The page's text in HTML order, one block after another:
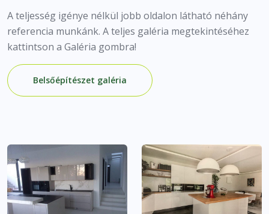
A teljesség igénye nélkül jobb oldalon látható néhány
referencia munkánk. A teljes galéria megtekintéséhez
kattintson a Galéria gombra!
Belsőépítészet galéria